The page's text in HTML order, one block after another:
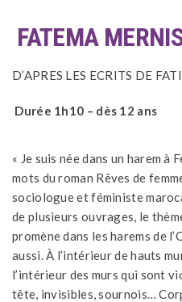
FATEMA
D’APRES LES ECRITS DE
Durée 1h10 – dès 12 ans
« Je suis née dans un harem à
mots du roman Rêves de
sociologue et féministe
de plusieurs ouvrages, le
promène dans les harems de
aussi. À l’intérieur de hauts
l’intérieur des murs qui sont
tête, invisibles, sournois…